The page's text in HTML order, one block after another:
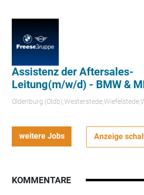
Assistenz der Aftersales-
Leitung(m/w/d) - BMW &
Oldenburg
weitere Jobs Anzeige
KOMMENTARE